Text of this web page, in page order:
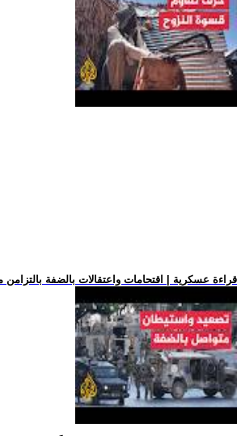
.. قراءة عسكرية | اقتحامات واعتقالات بالضفة